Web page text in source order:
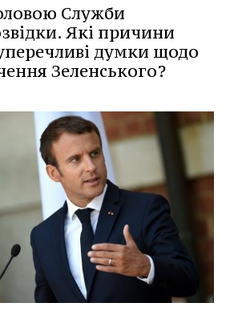
Служби
Які причини
думки щодо
Зеленського?